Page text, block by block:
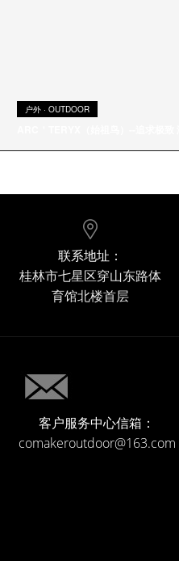
户外 · OUTDOOR
联系地址：
桂林市七星区穿山东路体
育馆北楼首层
客户服务中心信箱：
comakeroutdoor@163.com